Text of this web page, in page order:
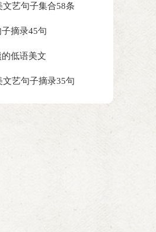
文艺句子集合58条
摘录45句
低语美文
文艺句子摘录35句